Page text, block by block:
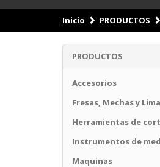
Inicio PRODUCTOS
PRODUCTOS
Accesorios
Fresas, Mechas y
Herramientas de
Instrumentos de
Maquinas